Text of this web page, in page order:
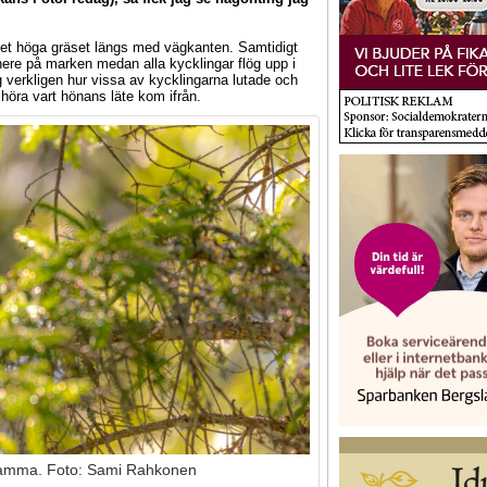
höga gräset längs med vägkanten. Samtidigt
på marken medan alla kycklingar flög upp i
hur vissa av kycklingarna lutade och
vart hönans läte kom ifrån.
Foto: Sami Rahkonen